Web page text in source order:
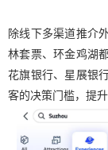
除线下多渠道推介
林套票、环金鸡湖
花旗银行、星展银
客的决策门槛，提升